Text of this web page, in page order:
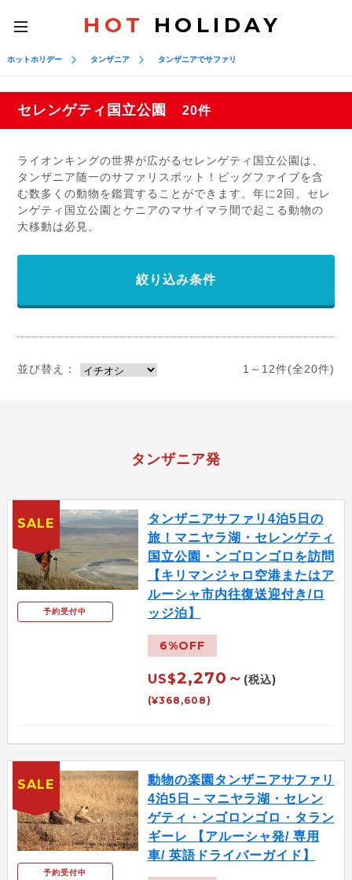
toggle
navigation
HOT HOLIDAY
ホットホリデー タンザニア タンザニアでサファリ
セレンゲティ国立公園 20件
ライオンキングの世界が広がるセレンゲティ国立公園は、
タンザニア随一のサファリスポット！ビッグファイブを含
む数多くの動物を鑑賞することができます。年に2回、セレ
ンゲティ国立公園とケニアのマサイマラ間で起こる動物の
大移動は必見。
絞り込み条件
並び替え： 1～12件(全20件)
タンザニア発
予約受付中
タンザニアサファリ4泊5日の
旅！マニヤラ湖・セレンゲティ
国立公園・ンゴロンゴロを訪問
【キリマンジャロ空港またはア
ルーシャ市内往復送迎付き/ロ
ッジ泊】
6%OFF
US$2,270～ (税込)
(¥368,608)
SALE
予約受付中
動物の楽園タンザニアサファリ
4泊5日－マニヤラ湖・セレン
ゲティ・ンゴロンゴロ・タラン
ギーレ 【アルーシャ発/ 専用
車/ 英語ドライバーガイド】
SALE